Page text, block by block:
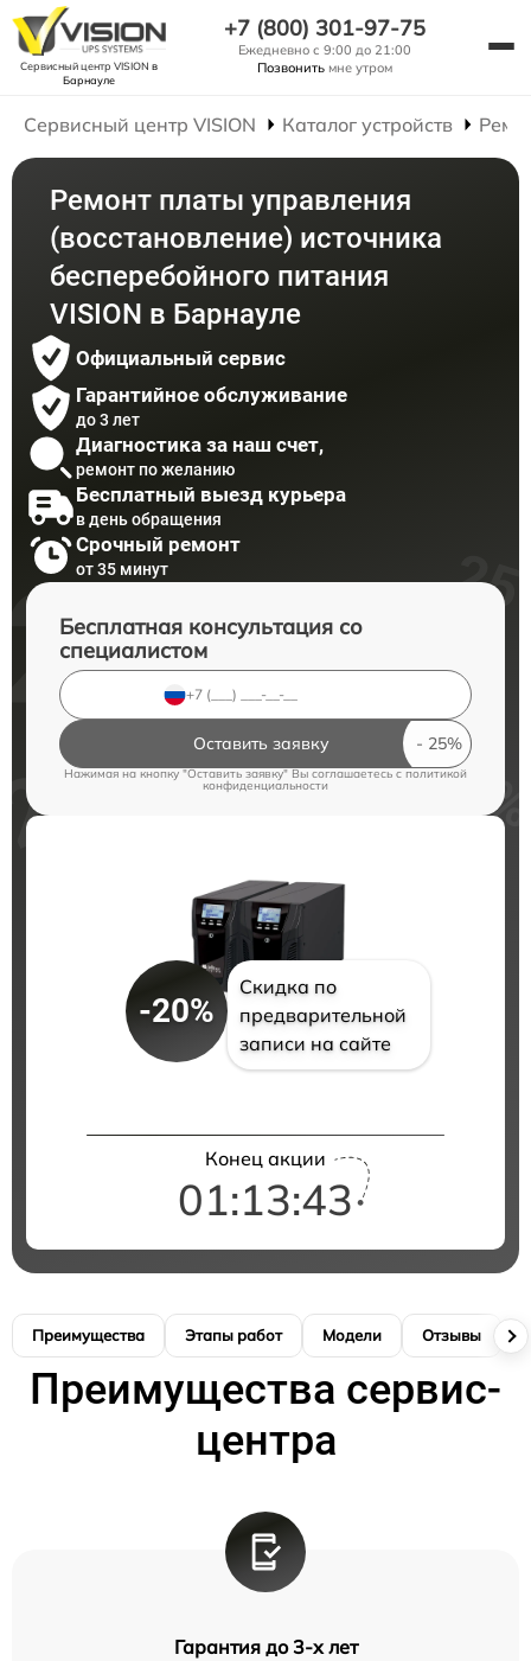
Сервисный центр VISION в
Барнауле
+7 (800) 301-97-75
Ежедневно с 9:00 до 21:00
Позвонить мне утром
Сервисный центр VISION Каталог устройств
Ремонт платы управления
(восстановление) источника
бесперебойного питания
VISION в Барнауле
Официальный сервис
Гарантийное обслуживание
до 3 лет
Диагностика за наш счет,
ремонт по желанию
Бесплатный выезд курьера
в день обращения
Срочный ремонт
от 35 минут
Бесплатная консультация со
специалистом
Оставить заявку
Нажимая на кнопку "Оставить заявку" Вы соглашаетесь cполитикой
конфиденциальности
-20%
Скидка по
предварительной
записи на сайте
Конец акции
01:13:43
Преимущества Этапы работ Модели Отзывы
Преимущества сервис-
центра
Гарантия до 3-х лет